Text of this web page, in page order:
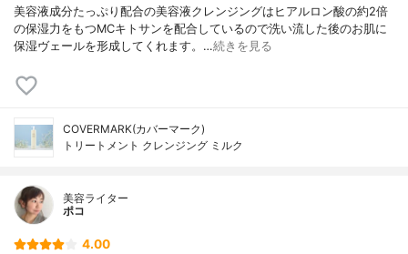
美容液成分たっぷり配合の美容液クレンジングはヒアルロン酸の約2倍
の保湿力をもつMCキトサンを配合しているので洗い流した後のお肌に
保湿ヴェールを形成してくれます。…続きを見る
COVERMARK(カバーマーク)
トリートメント クレンジング ミルク
美容ライター
ポコ
4.00